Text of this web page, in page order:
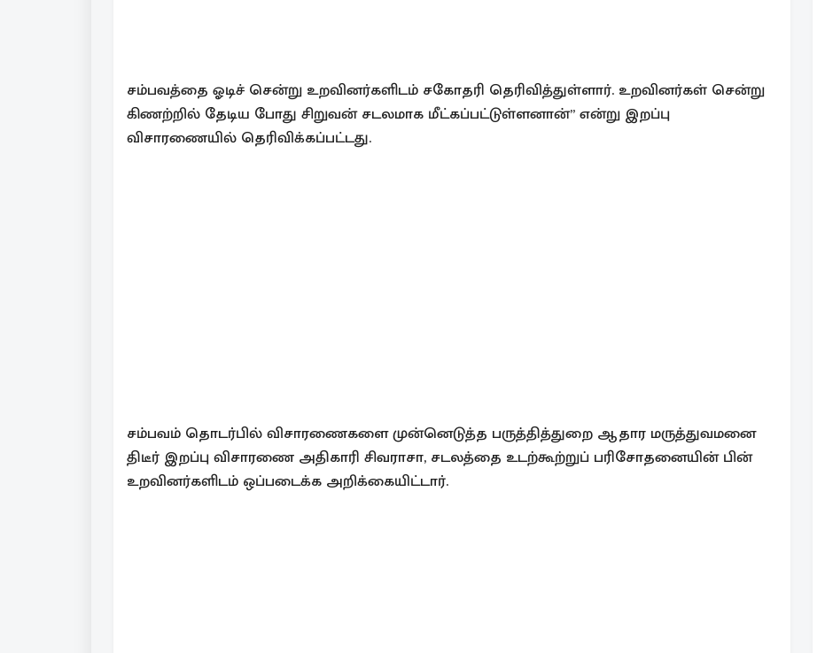
சம்பவத்தை ஓடிச் சென்று உறவினர்களிடம் சகோதரி தெரிவித்துள்ளார். உறவினர்கள் சென்று
கிணற்றில் தேடிய போது சிறுவன் சடலமாக மீட்கப்பட்டுள்ளனான்” என்று இறப்பு
விசாரணையில் தெரிவிக்கப்பட்டது.
சம்பவம் தொடர்பில் விசாரணைகளை முன்னெடுத்த பருத்தித்துறை ஆதார மருத்துவமனை
திடீர் இறப்பு விசாரணை அதிகாரி சிவராசா, சடலத்தை உடற்கூற்றுப் பரிசோதனையின் பின்
உறவினர்களிடம் ஒப்படைக்க அறிக்கையிட்டார்.